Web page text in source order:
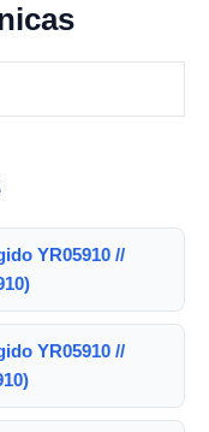
YR05910 //
YR05910 //